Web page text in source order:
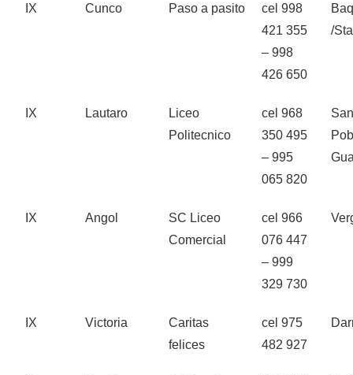
IX Cunco Paso a pasito
cel 998
421 355
– 998
426 650
/
IX Lautaro
Liceo
Politecnico
cel 968
350 495
– 995
065 820
IX Angol
SC Liceo
Comercial
cel 966
076 447
– 999
329 730
IX Victoria
Caritas
felices
cel 975
482 927